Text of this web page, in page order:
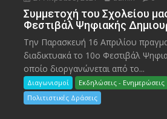
Συμμετοχή του Σχολείου
Φεστιβάλ Ψηφιακής
Την Παρασκευή 16 Απριλίου
διαδικτυακά το 10ο Φεστιβάλ
οποίο διοργανώνεται από το...
Διαγωνισμοί Εκδηλώσεις - Ενημερώσεις
Πολιτιστικές Δράσεις